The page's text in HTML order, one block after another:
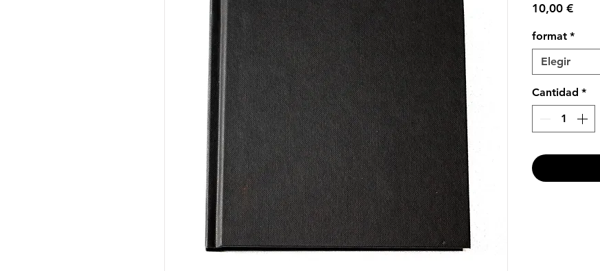
10,00 €Precio
format *
Elegir
Cantidad *